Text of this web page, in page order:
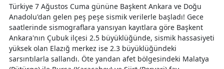
Türkiye 7 Ağustos Cuma gününe Başkent Ankara ve Doğu
Anadolu'dan gelen peş peşe sismik verilerle başladı! Gece
saatlerinde sismograflara yansıyan kayıtlara göre Başkent
Ankara'nın Çubuk ilçesi 2.5 büyüklüğünde, sismik hassasiyeti
yüksek olan Elazığ merkez ise 2.3 büyüklüğündeki
sarsıntılarla sallandı. Öte yandan afet bölgesindeki Malatya